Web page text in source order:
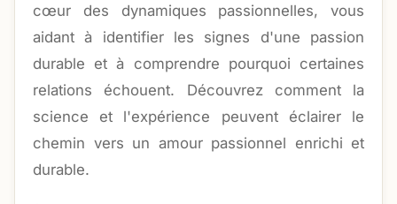
cœur des dynamiques passionnelles, vous
aidant à identifier les signes d'une passion
durable et à comprendre pourquoi certaines
relations échouent. Découvrez comment la
science et l'expérience peuvent éclairer le
chemin vers un amour passionnel enrichi et
durable.